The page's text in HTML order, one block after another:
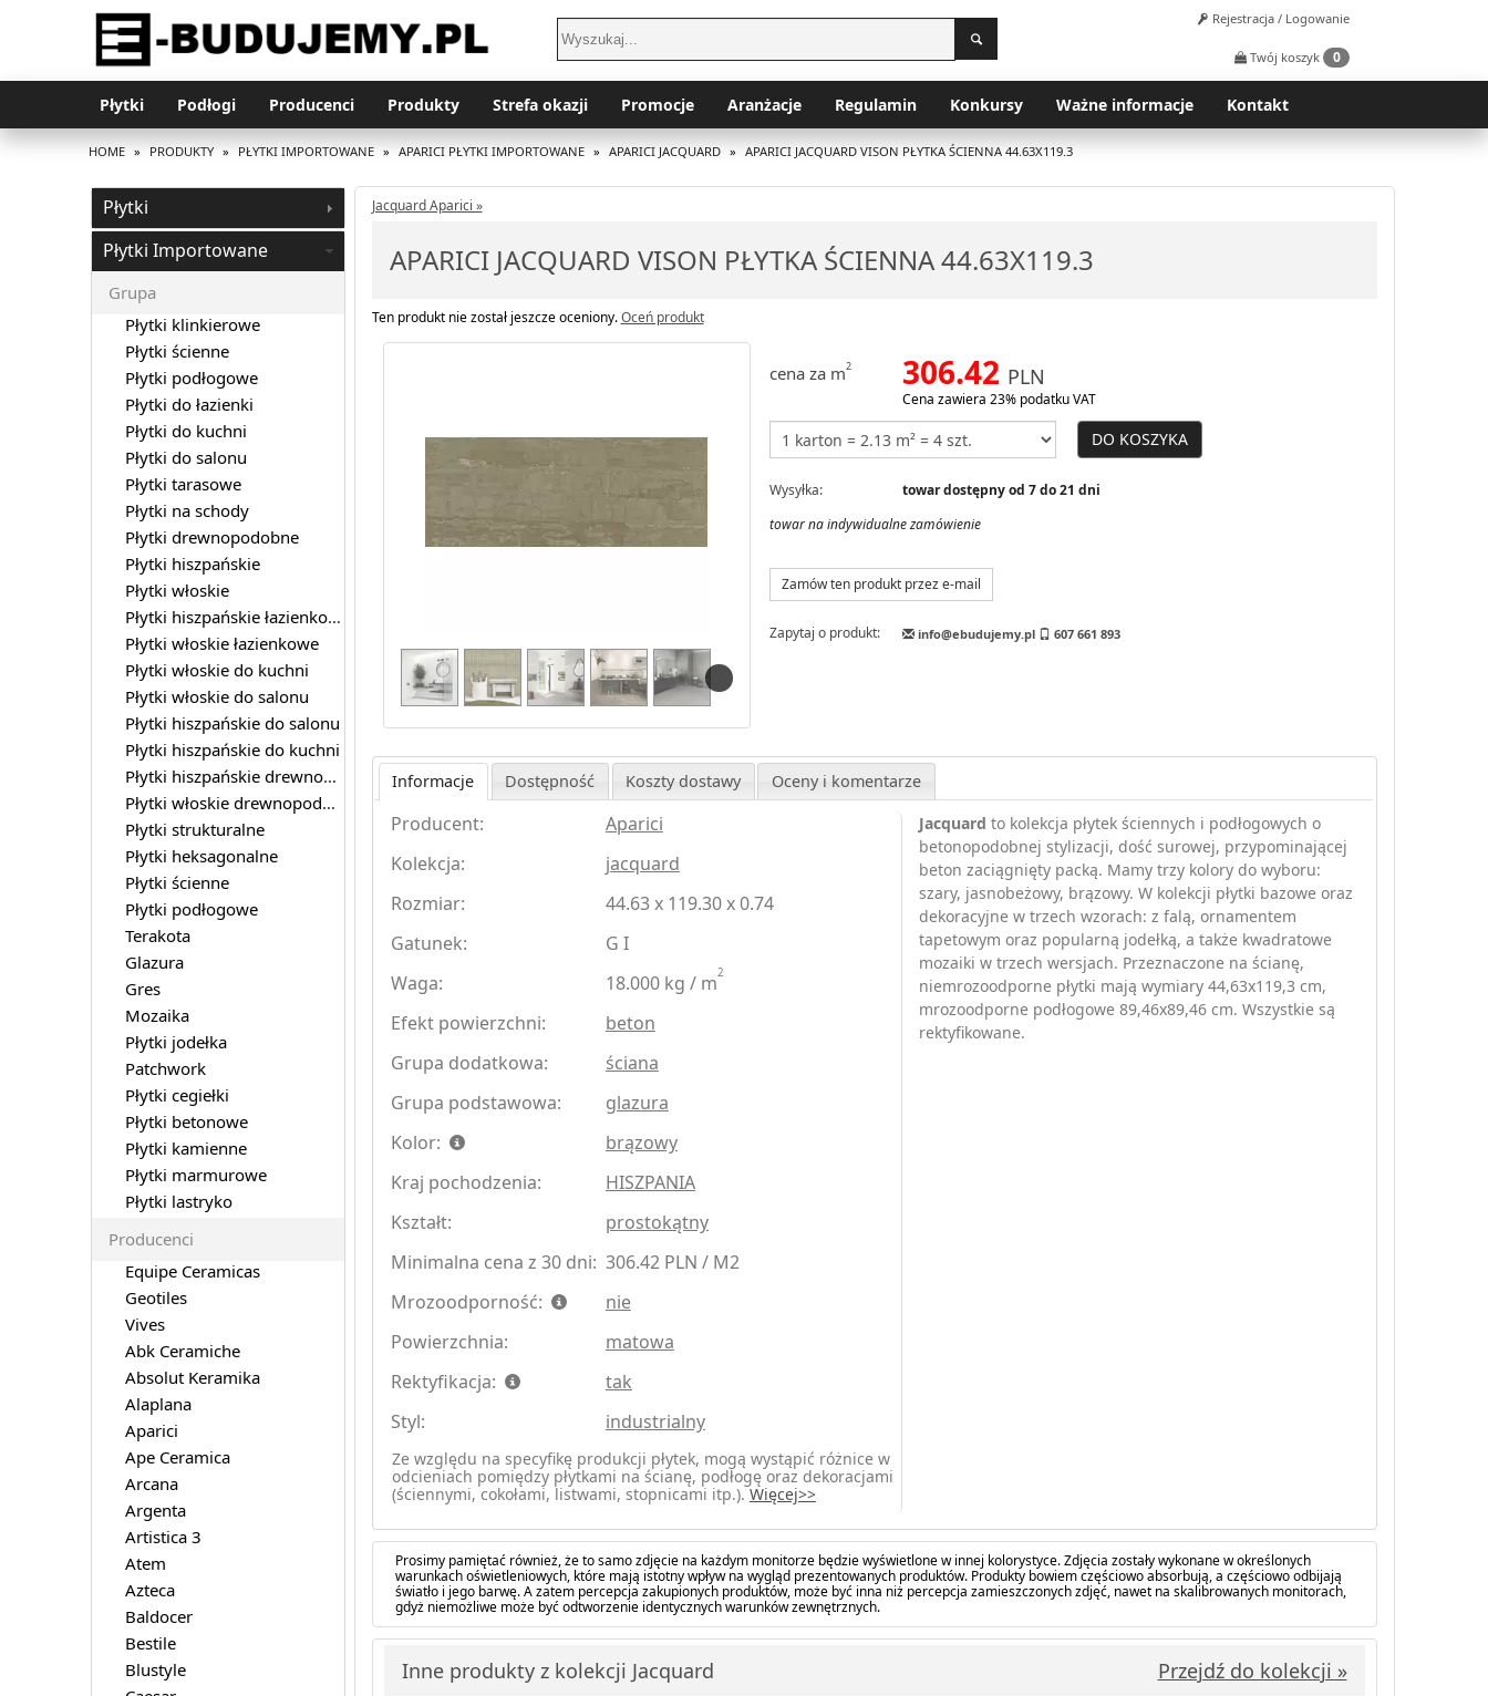
Rejestracja / Logowanie
Twój koszyk 0
Płytki Podłogi Producenci Produkty Strefa okazji Promocje Aranżacje Regulamin Konkursy Ważne informacje Kontakt
HOME » PRODUKTY » PŁYTKI IMPORTOWANE » APARICI PŁYTKI IMPORTOWANE » APARICI JACQUARD » APARICI JACQUARD VISON PŁYTKA ŚCIENNA 44.63X119.3
Jacquard Aparici »
APARICI JACQUARD VISON PŁYTKA ŚCIENNA 44.63X119.3
Ten produkt nie został jeszcze oceniony.Oceń produkt
cena za m2 306.42 PLN
Cena zawiera 23% podatku VAT
DO KOSZYKA
Wysyłka:
towar dostępny od 7 do 21 dni
towar na indywidualne zamówienie
Zamów ten produkt przez e-mail
Zapytaj o produkt: info@ebudujemy.pl 607 661 893
Informacje Dostępność Koszty dostawy Oceny i komentarze
Producent:
Aparici
Kolekcja:
jacquard
Rozmiar:
44.63 x 119.30 x 0.74
Gatunek:
G I
Waga:
18.000 kg / m2
Efekt powierzchni:
beton
Grupa dodatkowa:
ściana
Grupa podstawowa:
glazura
Kolor:
brązowy
Kraj pochodzenia:
HISZPANIA
Kształt:
prostokątny
Minimalna cena z 30 dni: 306.42 PLN / M2
Mrozoodporność:
nie
Powierzchnia:
matowa
Rektyfikacja:
tak
Styl:
industrialny
Ze względu na specyfikę produkcji płytek, mogą wystąpić różnice w
odcieniach pomiędzy płytkami na ścianę, podłogę oraz dekoracjami
(ściennymi, cokołami, listwami, stopnicami itp.). Więcej>>
Jacquard to kolekcja płytek ściennych i podłogowych o
betonopodobnej stylizacji, dość surowej, przypominającej
beton zaciągnięty packą. Mamy trzy kolory do wyboru:
szary, jasnobeżowy, brązowy. W kolekcji płytki bazowe oraz
dekoracyjne w trzech wzorach: z falą, ornamentem
tapetowym oraz popularną jodełką, a także kwadratowe
mozaiki w trzech wersjach. Przeznaczone na ścianę,
niemrozoodporne płytki mają wymiary 44,63x119,3 cm,
mrozoodporne podłogowe 89,46x89,46 cm. Wszystkie są
rektyfikowane.
Prosimy pamiętać również, że to samo zdjęcie na każdym monitorze będzie wyświetlone w innej kolorystyce. Zdjęcia zostały wykonane w określonych
warunkach oświetleniowych, które mają istotny wpływ na wygląd prezentowanych produktów. Produkty bowiem częściowo absorbują, a częściowo odbijają
światło i jego barwę. A zatem percepcja zakupionych produktów, może być inna niż percepcja zamieszczonych zdjęć, nawet na skalibrowanych monitorach,
gdyż niemożliwe może być odtworzenie identycznych warunków zewnętrznych.
Inne produkty z kolekcji Jacquard Przejdź do kolekcji »
Płytki
Płytki Importowane
Grupa
Płytki klinkierowe
Płytki ścienne
Płytki podłogowe
Płytki do łazienki
Płytki do kuchni
Płytki do salonu
Płytki tarasowe
Płytki na schody
Płytki drewnopodobne
Płytki hiszpańskie
Płytki włoskie
Płytki hiszpańskie łazienkowe
Płytki włoskie łazienkowe
Płytki włoskie do kuchni
Płytki włoskie do salonu
Płytki hiszpańskie do salonu
Płytki hiszpańskie do kuchni
Płytki hiszpańskie drewnopodobne
Płytki włoskie drewnopodobne
Płytki strukturalne
Płytki heksagonalne
Płytki ścienne
Płytki podłogowe
Terakota
Glazura
Gres
Mozaika
Płytki jodełka
Patchwork
Płytki cegiełki
Płytki betonowe
Płytki kamienne
Płytki marmurowe
Płytki lastryko
Producenci
Equipe Ceramicas
Geotiles
Vives
Abk Ceramiche
Absolut Keramika
Alaplana
Aparici
Ape Ceramica
Arcana
Argenta
Artistica 3
Atem
Azteca
Baldocer
Bestile
Blustyle